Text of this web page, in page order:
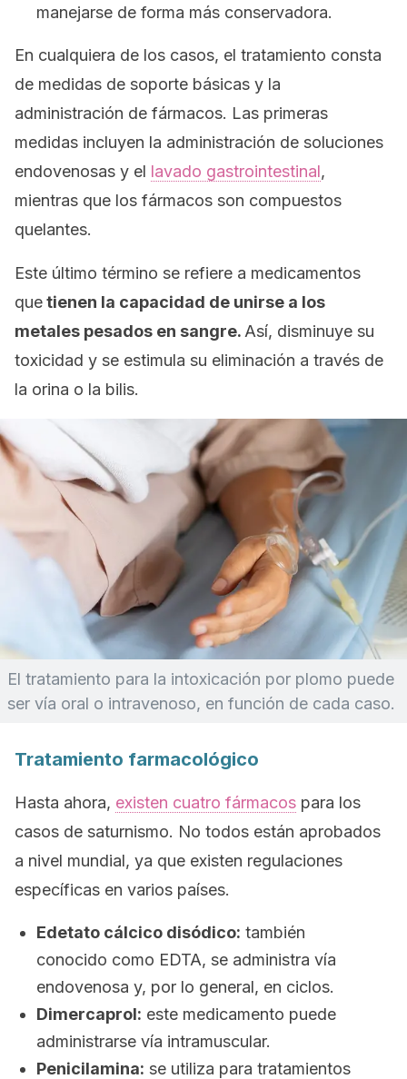
manejarse de forma más conservadora.
En cualquiera de los casos, el tratamiento consta
de medidas de soporte básicas y la
administración de fármacos. Las primeras
medidas incluyen la administración de soluciones
endovenosas y el lavado gastrointestinal,
mientras que los fármacos son compuestos
quelantes.
Este último término se refiere a medicamentos
quetienen la capacidad de unirse a los
metales pesados en sangre. Así, disminuye su
toxicidad y se estimula su eliminación a través de
la orina o la bilis.
El tratamiento para la intoxicación por plomo puede
ser vía oral o intravenoso, en función de cada caso.
Tratamiento farmacológico
Hasta ahora, existen cuatro fármacos para los
casos de saturnismo. No todos están aprobados
a nivel mundial, ya que existen regulaciones
específicas en varios países.
Edetato cálcico disódico: también
conocido como EDTA, se administra vía
endovenosa y, por lo general, en ciclos.
Dimercaprol: este medicamento puede
administrarse vía intramuscular.
Penicilamina: se utiliza para tratamientos